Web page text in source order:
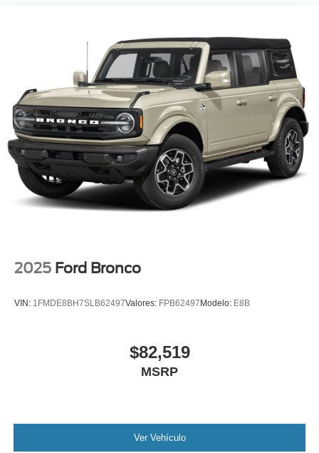
Permanent Locking Hubs
Strut Front Suspension w/Coil Springs
Short And Long Arm Rear Suspension w/Coil Springs
4-Wheel Disc Brakes w/4-Wheel ABS, Front Vented
Discs, Brake Assist, Hill Hold Control and Electric
Parking Brake
2025 Ford Bronco
VIN: 1FMDE8BH7SLB62497Valores: FPB62497 Modelo: E8B
$82,519
MSRP
Ver Vehículo